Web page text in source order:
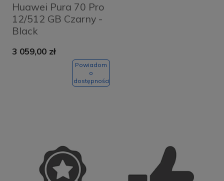
Huawei Pura 70 Pro
12/512 GB Czarny -
Black
3 059,00 zł
Powiadom
o
dostępności